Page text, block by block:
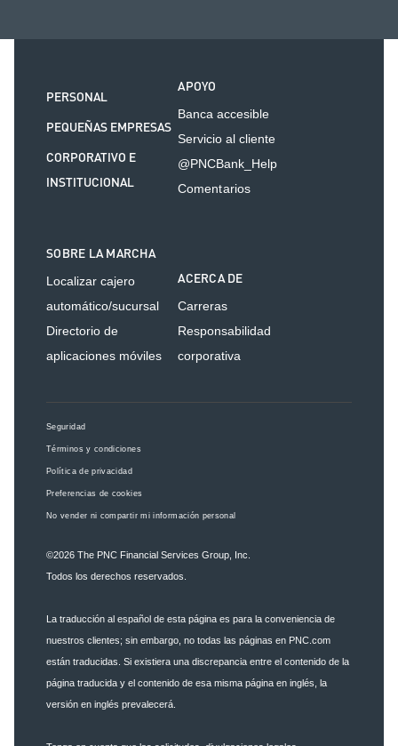
PERSONAL
PEQUEÑAS EMPRESAS
CORPORATIVO E
INSTITUCIONAL
APOYO
Banca accesible
Servicio al cliente
@PNCBank_Help
Comentarios
SOBRE LA MARCHA
Localizar cajero
automático/sucursal
Directorio de
aplicaciones móviles
ACERCA DE
Carreras
Responsabilidad
corporativa
Seguridad
Términos y condiciones
Política de privacidad
Preferencias de cookies
No vender ni compartir mi información personal
©2026 The PNC Financial Services Group, Inc.
Todos los derechos reservados.
La traducción al español de esta página es para la conveniencia de
nuestros clientes; sin embargo, no todas las páginas en PNC.com
están traducidas. Si existiera una discrepancia entre el contenido de la
página traducida y el contenido de esa misma página en inglés, la
versión en inglés prevalecerá.